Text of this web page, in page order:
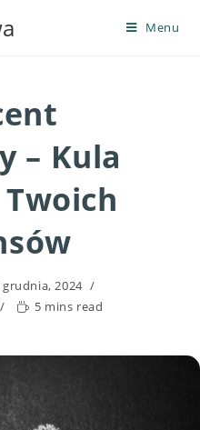
Menu
– Kula
grudnia, 2024
5 mins read